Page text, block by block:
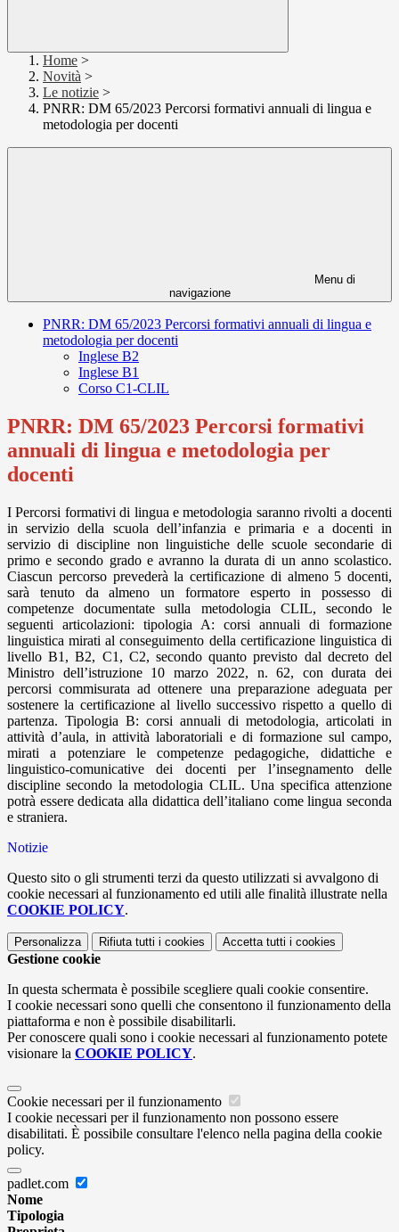
Home >
Novità >
Le notizie >
PNRR: DM 65/2023 Percorsi formativi annuali di lingua e
metodologia per docenti
Menu di
navigazione
PNRR: DM 65/2023 Percorsi formativi annuali di lingua e
metodologia per docenti
Inglese B2
Inglese B1
Corso C1-CLIL
PNRR: DM 65/2023 Percorsi formativi
annuali di lingua e metodologia per
docenti
I Percorsi formativi di lingua e metodologia saranno rivolti a docenti
in servizio della scuola dell’infanzia e primaria e a docenti in
servizio di discipline non linguistiche delle scuole secondarie di
primo e secondo grado e avranno la durata di un anno scolastico.
Ciascun percorso prevederà la certificazione di almeno 5 docenti,
sarà tenuto da almeno un formatore esperto in possesso di
competenze documentate sulla metodologia CLIL, secondo le
seguenti articolazioni: tipologia A: corsi annuali di formazione
linguistica mirati al conseguimento della certificazione linguistica di
livello B1, B2, C1, C2, secondo quanto previsto dal decreto del
Ministro dell’istruzione 10 marzo 2022, n. 62, con durata dei
percorsi commisurata ad ottenere una preparazione adeguata per
sostenere la certificazione al livello successivo rispetto a quello di
partenza. Tipologia B: corsi annuali di metodologia, articolati in
attività d’aula, in attività laboratoriali e di formazione sul campo,
mirati a potenziare le competenze pedagogiche, didattiche e
linguistico-comunicative dei docenti per l’insegnamento delle
discipline secondo la metodologia CLIL. Una specifica attenzione
potrà essere dedicata alla didattica dell’italiano come lingua seconda
e straniera.
Notizie
Questo sito o gli strumenti terzi da questo utilizzati si avvalgono di
cookie necessari al funzionamento ed utili alle finalità illustrate nella
COOKIE POLICY.
Personalizza Rifiuta tutti i cookies Accetta tutti i cookies
Gestione cookie
In questa schermata è possibile scegliere quali cookie consentire.
I cookie necessari sono quelli che consentono il funzionamento della
piattaforma e non è possibile disabilitarli.
Per conoscere quali sono i cookie necessari al funzionamento potete
visionare la COOKIE POLICY.
Cookie necessari per il funzionamento
I cookie necessari per il funzionamento non possono essere
disabilitati. È possibile consultare l'elenco nella pagina della cookie
policy.
padlet.com
Nome
Tipologia